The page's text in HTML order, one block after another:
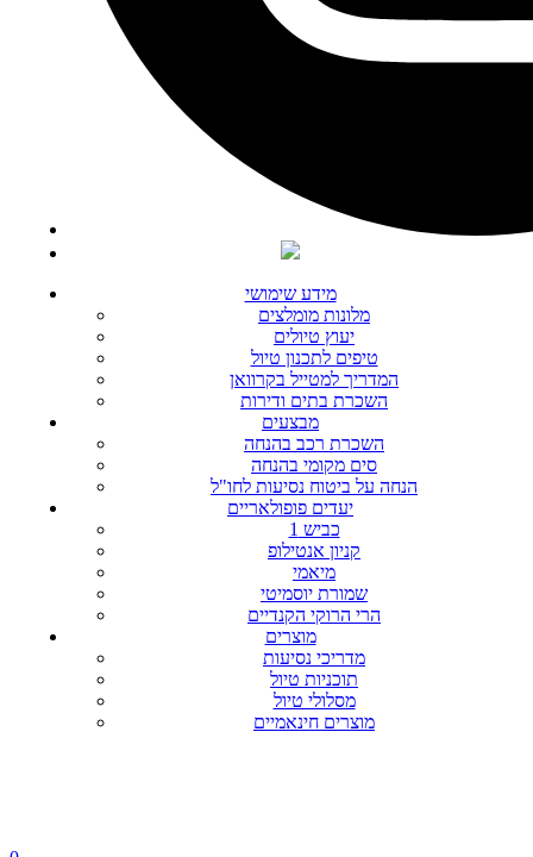
מידע שימושי
מלונות מומלצים
יעוץ טיולים
טיפים לתכנון טיול
המדריך למטייל בקרוואן
השכרת בתים ודירות
מבצעים
השכרת רכב בהנחה
סים מקומי בהנחה
הנחה על ביטוח נסיעות לחו"ל
יעדים פופולאריים
כביש 1
קניון אנטילופ
מיאמי
שמורת יוסמיטי
הרי הרוקי הקנדיים
מוצרים
מדריכי נסיעות
תוכניות טיול
מסלולי טיול
מוצרים חינאמיים